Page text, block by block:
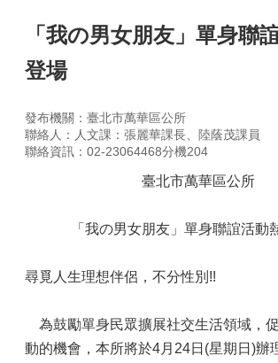
「我の男女朋友」單身聯
登場
發布機關：臺北市萬華區公所
聯絡人：人文課：張麗華課長、陸蔭茂課員
聯絡資訊：02-23064468分機204
臺北市萬華區公所
「我の男女朋友」單身聯誼活動
尋覓人生理想伴侶，不分性別!!
為鼓勵單身民眾擴展社交生活領域，
動的機會，本所將於4月24日(星期日)辦